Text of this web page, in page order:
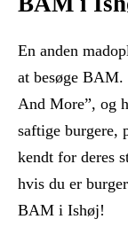
En anden
at besøge
And More”, og
saftige burgere,
kendt for deres
hvis du er
BAM i Ishøj!